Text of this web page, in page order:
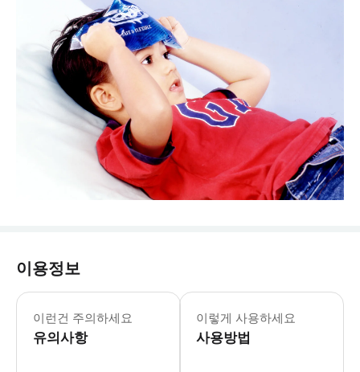
이용정보
이런건 주의하세요
유의사항
평일 가이드 투어는 전화로 예약해야
휴무일: 월요일
* 전국 최초로 "하이드로겔"을 테마
이렇게 사용하세요
사용방법